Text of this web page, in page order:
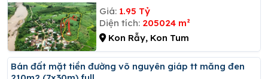
Giá: 1.95 Tỷ
Diện tích: 205024 m²
Kon Rẫy, Kon Tum
Bán đất mặt tiền đường võ nguyên giáp tt măng đen